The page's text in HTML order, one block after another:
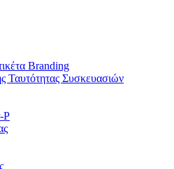
Branding
Ταυτότητας Συσκευασιών
P